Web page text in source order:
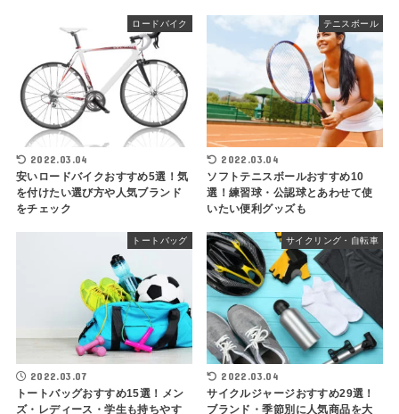
ロードバイク
2022.03.04
安いロードバイクおすすめ5選！気
を付けたい選び方や人気ブランド
をチェック
テニスボール
2022.03.04
ソフトテニスボールおすすめ10
選！練習球・公認球とあわせて使
いたい便利グッズも
トートバッグ
2022.03.07
トートバッグおすすめ15選！メン
ズ・レディース・学生も持ちやす
サイクリング・自転車
2022.03.04
サイクルジャージおすすめ29選！
ブランド・季節別に人気商品を大